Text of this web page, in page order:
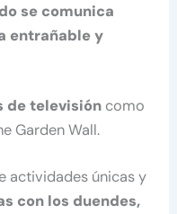
se comunica
entrañable y
de televisión como
Garden Wall.
actividades únicas y
con los duendes,